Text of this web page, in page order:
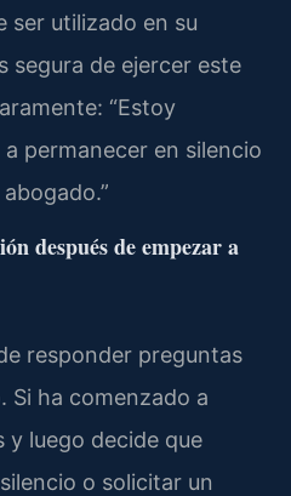
ser utilizado en su
segura de ejercer este
“Estoy
permanecer en silencio
después de empezar a
responder preguntas
Si ha comenzado a
y luego decide que
o solicitar un